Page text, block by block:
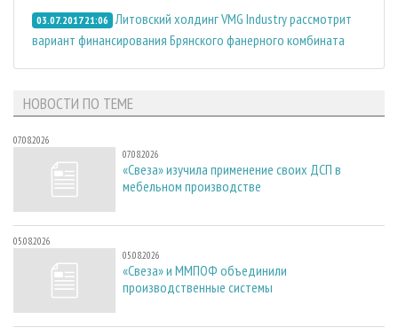
03.07.2017 21:06 Литовский холдинг VMG Industry рассмотрит
вариант финансирования Брянского фанерного комбината
НОВОСТИ ПО ТЕМЕ
07.08.2026
07.08.2026
«Свеза» изучила применение своих ДСП в
мебельном производстве
05.08.2026
05.08.2026
«Свеза» и ММПОФ объединили
производственные системы